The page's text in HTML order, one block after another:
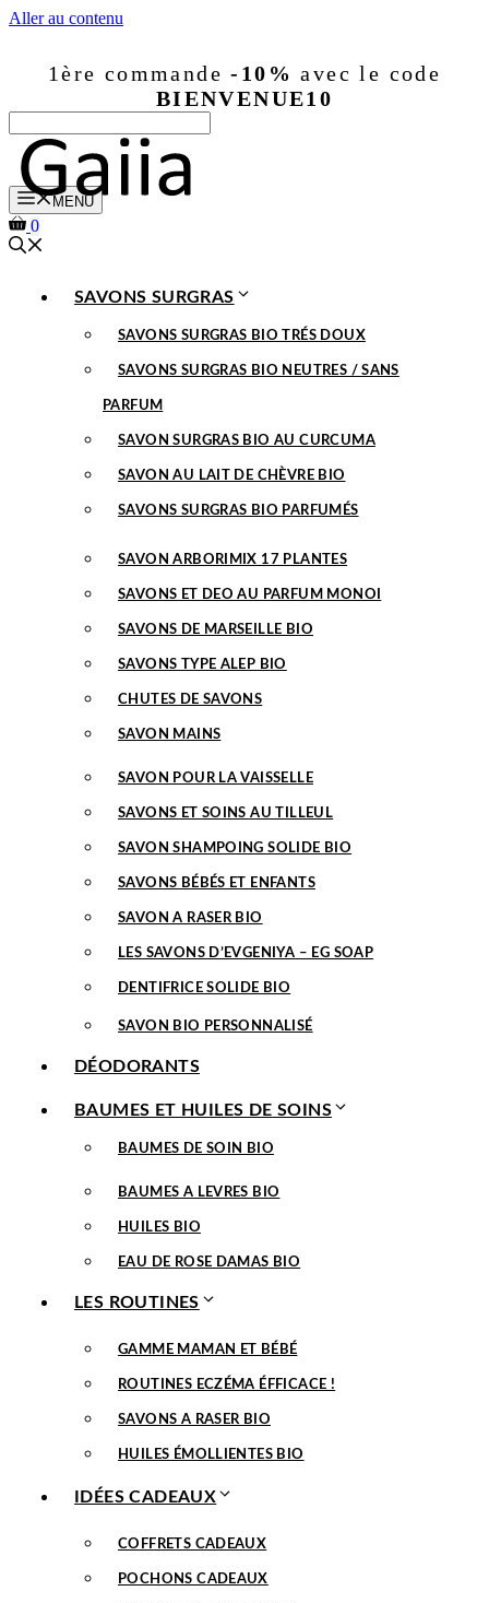
Aller au contenu
1ère commande-10% avec le code
BIENVENUE10
MENU
0
SAVONS SURGRAS
SAVONS SURGRAS BIO TRÉS DOUX
SAVONS SURGRAS BIO NEUTRES / SANS
PARFUM
SAVON SURGRAS BIO AU CURCUMA
SAVON AU LAIT DE CHÈVRE BIO
SAVONS SURGRAS BIO PARFUMÉS
SAVON ARBORIMIX 17 PLANTES
SAVONS ET DEO AU PARFUM MONOI
SAVONS DE MARSEILLE BIO
SAVONS TYPE ALEP BIO
CHUTES DE SAVONS
SAVON MAINS
SAVON POUR LA VAISSELLE
SAVONS ET SOINS AU TILLEUL
SAVON SHAMPOING SOLIDE BIO
SAVONS BÉBÉS ET ENFANTS
SAVON A RASER BIO
LES SAVONS D’EVGENIYA – EG SOAP
DENTIFRICE SOLIDE BIO
SAVON BIO PERSONNALISÉ
DÉODORANTS
BAUMES ET HUILES DE SOINS
BAUMES DE SOIN BIO
BAUMES A LEVRES BIO
HUILES BIO
EAU DE ROSE DAMAS BIO
LES ROUTINES
GAMME MAMAN ET BÉBÉ
ROUTINES ECZÉMA ÉFFICACE !
SAVONS A RASER BIO
HUILES ÉMOLLIENTES BIO
IDÉES CADEAUX
COFFRETS CADEAUX
POCHONS CADEAUX